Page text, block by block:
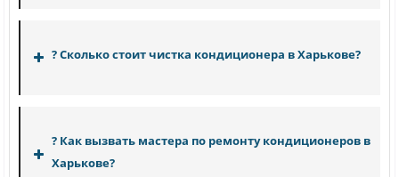
? Сколько стоит чистка кондиционера в Харькове?
? Как вызвать мастера по ремонту кондиционеров в
Харькове?